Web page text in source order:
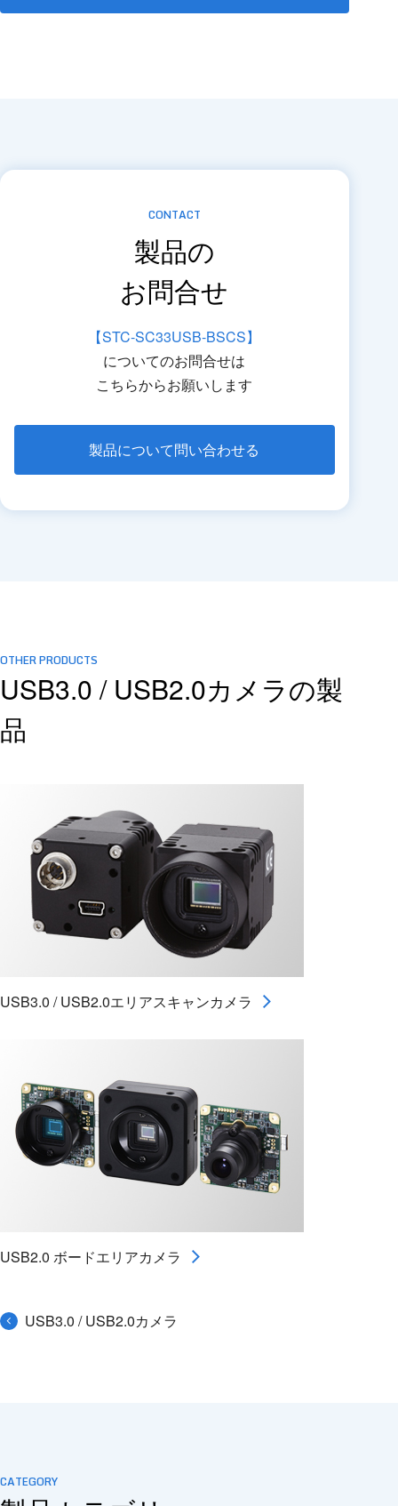
CONTACT
製品の
お問合せ
【STC-SC33USB-BSCS】
についてのお問合せは
こちらからお願いします
製品について問い合わせる
OTHER PRODUCTS
USB3.0 / USB2.0カメラの製
品
USB3.0 / USB2.0エリアスキャンカメラ
USB2.0 ボードエリアカメラ
USB3.0 / USB2.0カメラ
CATEGORY